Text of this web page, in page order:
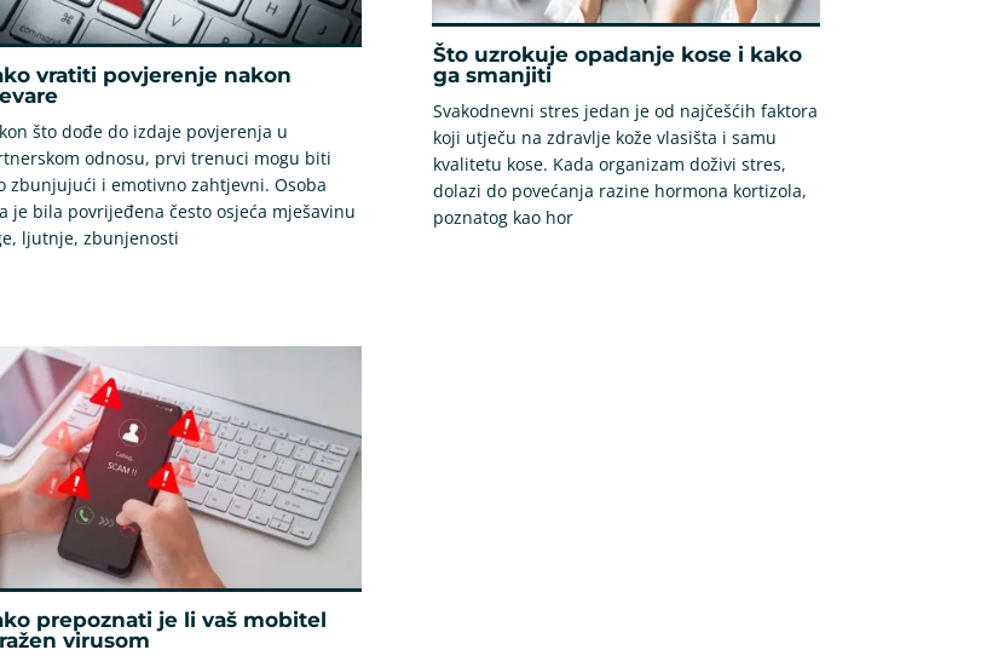
vratiti povjerenje nakon
što dođe do izdaje povjerenja u
odnosu, prvi trenuci mogu biti
zbunjujući i emotivno zahtjevni. Osoba
je bila povrijeđena često osjeća mješavinu
ljutnje, zbunjenosti
prepoznati je li vaš mobitel
virusom
Što uzrokuje opadanje kose i kako
ga smanjiti
Svakodnevni stres jedan je od najčešćih faktora
koji utječu na zdravlje kože vlasišta i samu
kvalitetu kose. Kada organizam doživi stres,
dolazi do povećanja razine hormona kortizola,
poznatog kao hor